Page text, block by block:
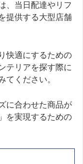
、当日配達やリフ
提供する大型店舗
快適にするための
テリアを探す際に
てください。
に合わせた商品が
を実現するための